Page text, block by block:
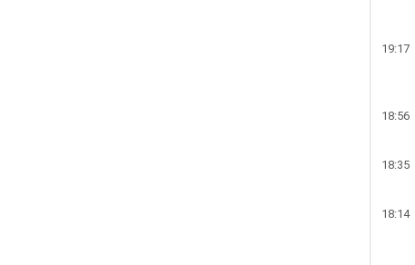
19:17
18:56
18:35
18:14